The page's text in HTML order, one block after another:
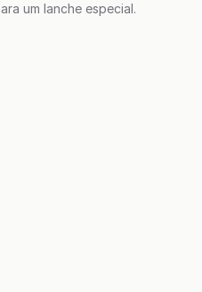
um lanche especial.